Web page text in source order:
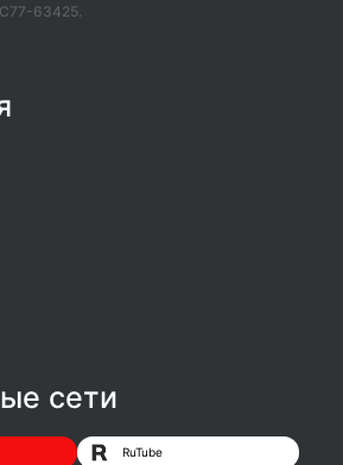
63425.
сети
RuTube